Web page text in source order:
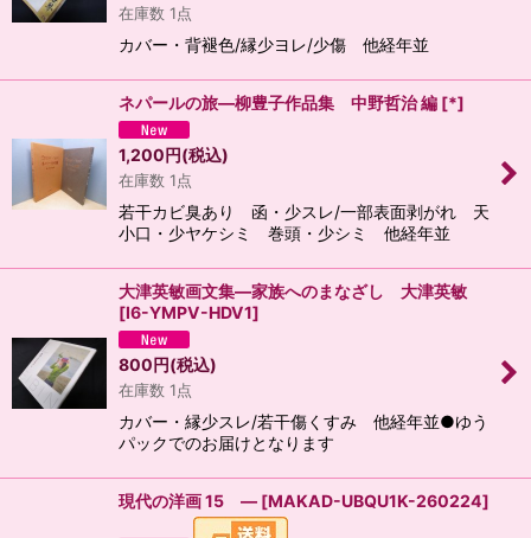
在庫数 1点
カバー・背褪色/縁少ヨレ/少傷 他経年並
ネパールの旅―柳豊子作品集 中野哲治 編 [*]
1,200円(税込)
在庫数 1点
若干カビ臭あり 函・少スレ/一部表面剥がれ 天
小口・少ヤケシミ 巻頭・少シミ 他経年並
大津英敏画文集―家族へのまなざし 大津英敏
[I6-YMPV-HDV1]
800円(税込)
在庫数 1点
カバー・縁少スレ/若干傷くすみ 他経年並●ゆう
パックでのお届けとなります
現代の洋画 15 ― [MAKAD-UBQU1K-260224]